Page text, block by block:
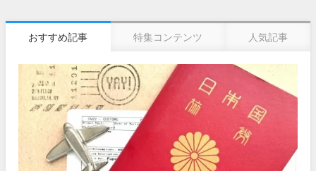
おすすめ記事 特集コンテンツ 人気記事